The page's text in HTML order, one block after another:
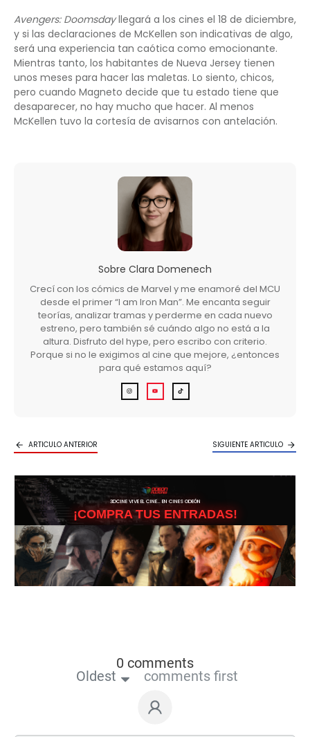
Avengers: Doomsdayllegará a los cines el 18 de diciembre,
y si las declaraciones de McKellen son indicativas de algo,
será una experiencia tan caótica como emocionante.
Mientras tanto, los habitantes de Nueva Jersey tienen
unos meses para hacer las maletas. Lo siento, chicos,
pero cuando Magneto decide que tu estado tiene que
desaparecer, no hay mucho que hacer. Al menos
McKellen tuvo la cortesía de avisarnos con antelación.
Sobre Clara Domenech
Crecí con los cómics de Marvel y me enamoré del MCU
desde el primer “I am Iron Man”. Me encanta seguir
teorías, analizar tramas y perderme en cada nuevo
estreno, pero también sé cuándo algo no está a la
altura. Disfruto del hype, pero escribo con criterio.
Porque si no le exigimos al cine que mejore, ¿entonces
para qué estamos aquí?
ARTICULO ANTERIOR SIGUIENTE ARTICULO
3DCINE VIVE EL CINE… EN CINES ODEÓN
¡COMPRA TUS ENTRADAS!
0 comments
Oldest comments first